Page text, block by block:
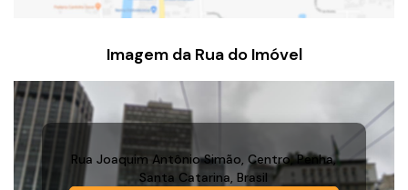
Imagem da Rua do Imóvel
Rua Joaquim Antônio Simão,Centro,Penha,
Santa Catarina,Brasil